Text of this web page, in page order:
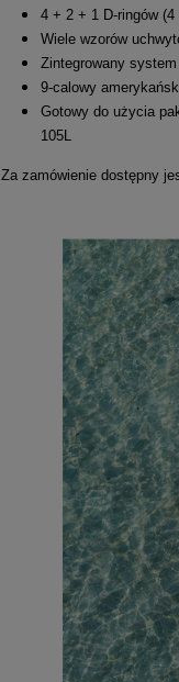
4 + 2 + 1 D-ringów (4
Wiele wzorów
Zintegrowany
9-calowy
Gotowy do użycia
105L
Za zamówienie dostępny